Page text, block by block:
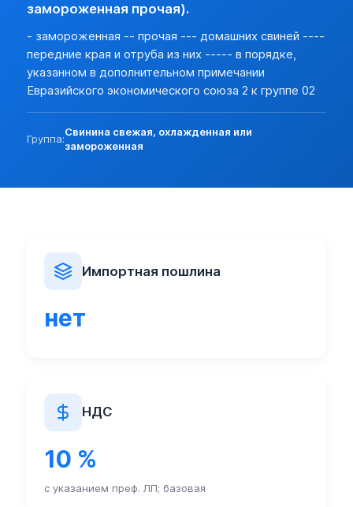
Разреш. прочие:
нет (базовая)
Запреты (другие страны): нет
Экспорт:
Пошлина:
нет
Лицензирование:
нет (базовая)
Запреты (другие страны): нет (базовая)
замороженная прочая).
- замороженная -- прочая --- домашних свиней ----
передние края и отруба из них ----- в порядке,
указанном в дополнительном примечании
Евразийского экономического союза 2 к группе 02
Группа:
Свинина свежая, охлажденная или
замороженная
Импортная пошлина
нет
НДС
10 %
с указанием преф. ЛП; базовая